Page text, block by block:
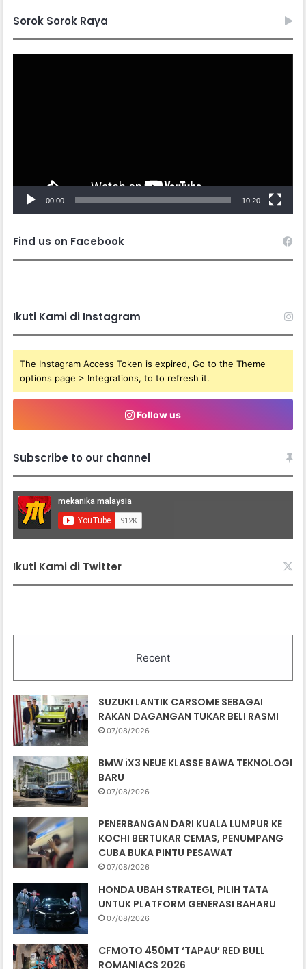
Sorok Sorok Raya
00:00 10:20
Find us on Facebook
Ikuti Kami di Instagram
The Instagram Access Token is expired, Go to the Theme
options page > Integrations, to to refresh it.
Follow us
Subscribe to our channel
Ikuti Kami di Twitter
Recent
SUZUKI LANTIK CARSOME SEBAGAI
RAKAN DAGANGAN TUKAR BELI RASMI
07/08/2026
BMW iX3 NEUE KLASSE BAWA TEKNOLOGI
BARU
07/08/2026
PENERBANGAN DARI KUALA LUMPUR KE
KOCHI BERTUKAR CEMAS, PENUMPANG
CUBA BUKA PINTU PESAWAT
07/08/2026
HONDA UBAH STRATEGI, PILIH TATA
UNTUK PLATFORM GENERASI BAHARU
07/08/2026
CFMOTO 450MT ‘TAPAU’ RED BULL
ROMANIACS 2026